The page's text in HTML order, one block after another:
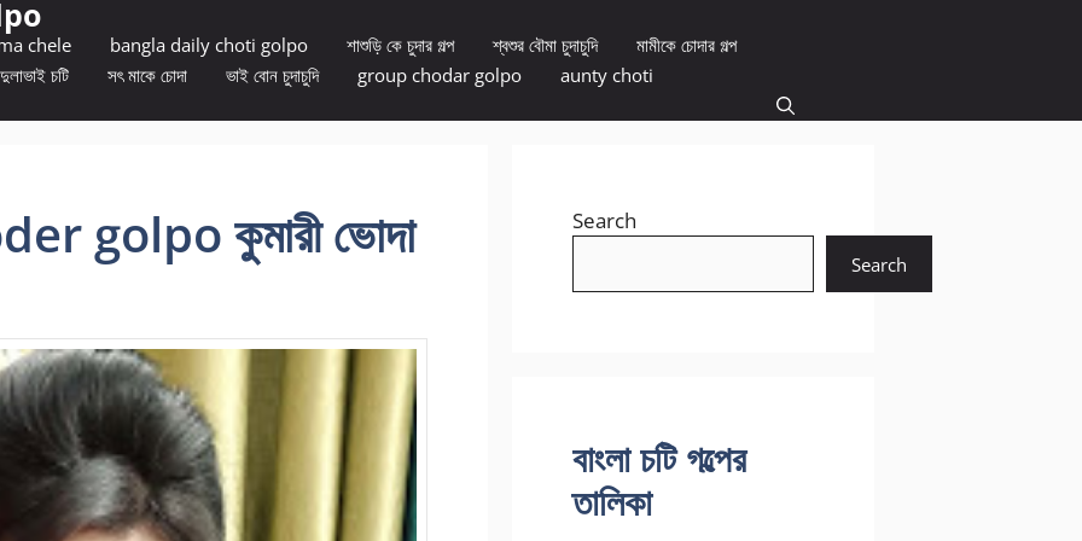
chele bangla daily choti golpo শাশুড়ি কে চুদার গল্প শ্বশুর বৌমা চুদাচুদি
মামীকে চোদার গল্প
চটি সৎ মাকে চোদা ভাই বোন চুদাচুদি group chodar golpo aunty choti
golpo কুমারী ভোদা Search
Search
বাংলা চটি গল্পের
তালিকা